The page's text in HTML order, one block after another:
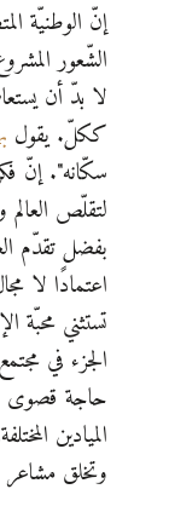
إنّ الوطنيّة
الشّعور
لا بدّ أن
ككلّ. يقول
سكّانه". إنّ
لتقلّص العالم
بفضل تقدّم
اعتمادًا لا
تستثني محبّة
الجزء في
حاجة قصوى
الميادين
وتخلق